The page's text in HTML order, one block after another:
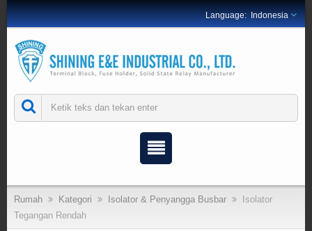
Indonesia
Rumah Kategori Isolator & Penyangga Busbar
Isolator
Tegangan Rendah